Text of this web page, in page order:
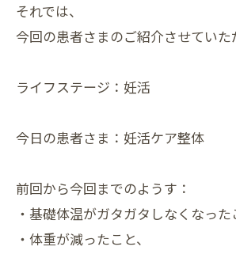
それでは、
今回の患者さまのご紹介させてい
ライフステージ：妊活
今日の患者さま：妊活ケア整体
前回から今回までのようす：
・基礎体温がガタガタしなくなった
・体重が減ったこと、